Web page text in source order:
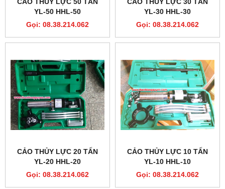
YL-50 HHL-50
Gọi: 08.38.214.062
YL-30 HHL-30
Gọi: 08.38.214.062
CẢO THỦY LỰC 20 TẤN
YL-20 HHL-20
Gọi: 08.38.214.062
CẢO THỦY LỰC 10 TẤN
YL-10 HHL-10
Gọi: 08.38.214.062